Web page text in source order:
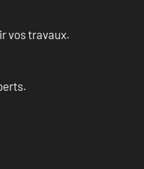
vos travaux.